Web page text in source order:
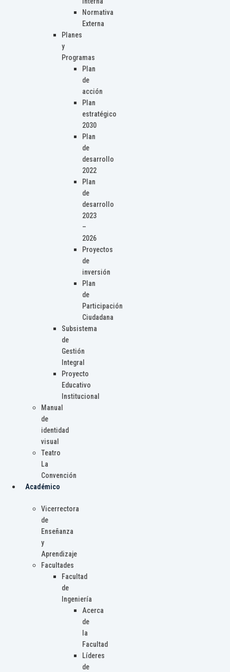
Normativa
Externa
Planes
y
Programas
Plan
de
acción
Plan
estratégico
2030
Plan
de
desarrollo
2022
Plan
de
desarrollo
2023
–
2026
Proyectos
de
inversión
Plan
de
Participación
Ciudadana
Subsistema
de
Gestión
Integral
Proyecto
Educativo
Institucional
Manual
de
identidad
visual
Teatro
La
Convención
Académico
Vicerrectora
de
Enseñanza
y
Aprendizaje
Facultades
Facultad
de
Ingeniería
Acerca
de
la
Facultad
Líderes
de